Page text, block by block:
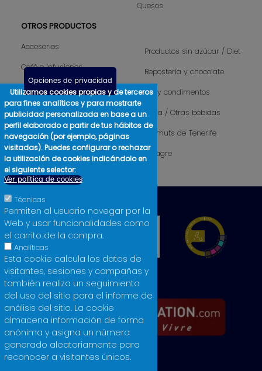
Quesos
OTROS PRODUCTOS
Accesorios
Café e infusiones
Camisetas hombre
Camisetas mujer
Cosmética
Libros
Licores
Productos sin azúcar / Diet
Repostería y chocolate
Sal y condimentos
Sidra / Otras bebidas
Vermuts de Tenerife
Vinagre
Opciones de privacidad
Utilizamos cookies propias y de terceros
para fines analíticos y para mostrarte
publicidad personalizada en base a un
perfil elaborado a partir de tus hábitos de
navegación (por ejemplo, páginas
visitadas). Puedes configurar o rechazar
la utilización de cookies indicándolo en
el siguiente selector:
Ver política de cookies
Técnicas
Permiten al usuario navegar por la
Web y usar funcionalidades como
el carrito de la compra.
Analíticas
Esta cookie calcula los datos de
visitantes, sesiones y campañas y
también realiza un seguimiento
del uso del sitio para el informe de
análisis del sitio. La cookie
almacena información de forma
anónima y asigna un número
generado aleatoriamente para
reconocer a visitantes únicos.